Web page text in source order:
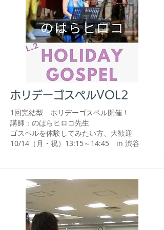
ホリデーゴスペルVOL2
1回完結型 ホリデーゴスペル開催！
講師：のはらヒロコ先生
​ゴスペルを体験してみたい方、大歓迎
​10/14（月・祝）13:15～14:45 in 渋谷